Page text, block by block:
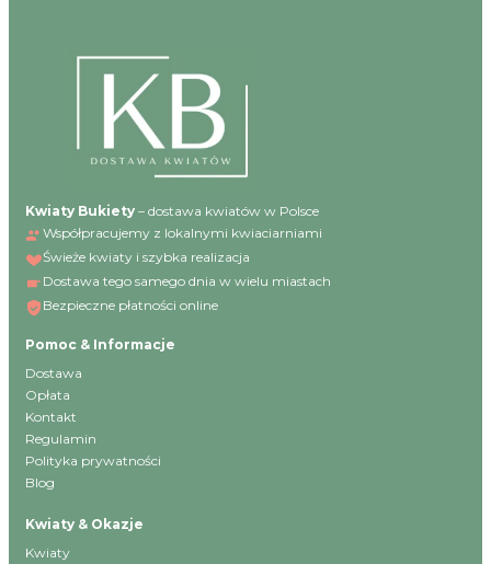
Kwiaty Bukiety – dostawa kwiatów w Polsce
Współpracujemy z lokalnymi kwiaciarniami
Świeże kwiaty i szybka realizacja
Dostawa tego samego dnia w wielu miastach
Bezpieczne płatności online
Pomoc & Informacje
Dostawa
Opłata
Kontakt
Regulamin
Polityka prywatności
Blog
Kwiaty & Okazje
Kwiaty